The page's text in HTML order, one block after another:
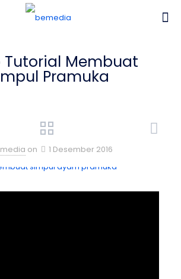
Tutorial Membuat
Pramuka
on 1 Desember 2016